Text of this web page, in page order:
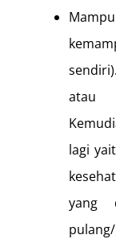
atau
lagi
yang